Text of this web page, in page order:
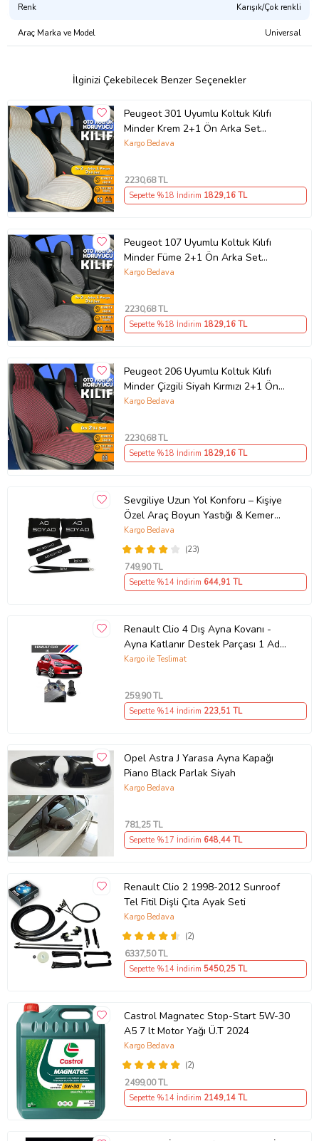
Renk Karışık/Çok renkli
Araç Marka ve Model Universal
İlginizi Çekebilecek Benzer Seçenekler
Peugeot 301 Uyumlu Koltuk Kılıfı
Minder Krem 2+1 Ön Arka Set
(Karışık)
Kargo Bedava
2230,68 TL
Sepette %18 İndirim 1829,16 TL
Peugeot 107 Uyumlu Koltuk Kılıfı
Minder Füme 2+1 Ön Arka Set
(Karışık)
Kargo Bedava
2230,68 TL
Sepette %18 İndirim 1829,16 TL
Peugeot 206 Uyumlu Koltuk Kılıfı
Minder Çizgili Siyah Kırmızı 2+1 Ön
Arka Set
Kargo Bedava
2230,68 TL
Sepette %18 İndirim 1829,16 TL
Sevgiliye Uzun Yol Konforu – Kişiye
Özel Araç Boyun Yastığı & Kemer
Pedi Hediye Seti
(23)
Kargo Bedava
749,90 TL
Sepette %14 İndirim 644,91 TL
Renault Clio 4 Dış Ayna Kovanı -
Ayna Katlanır Destek Parçası 1 Adet
490307706 M3625
Kargo ile Teslimat
259,90 TL
Sepette %14 İndirim 223,51 TL
Opel Astra J Yarasa Ayna Kapağı
Piano Black Parlak Siyah
Kargo Bedava
781,25 TL
Sepette %17 İndirim 648,44 TL
Renault Clio 2 1998-2012 Sunroof
Tel Fitil Dişli Çıta Ayak Seti
(2)
Kargo Bedava
6337,50 TL
Sepette %14 İndirim 5450,25 TL
Castrol Magnatec Stop-Start 5W-30
A5 7 lt Motor Yağı Ü.T 2024
(2)
Kargo Bedava
2499,00 TL
Sepette %14 İndirim 2149,14 TL